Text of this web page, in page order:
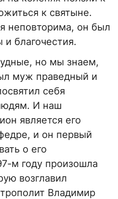
к святыне.
неповторима, он был
благочестия.
но мы знаем,
муж праведный и
себя
И наш
является его
и он первый
о его
м году произошла
возглавил
Владимир